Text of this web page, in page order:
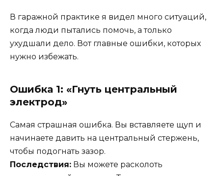
В гаражной практике я видел много ситуаций,
когда люди пытались помочь, а только
ухудшали дело. Вот главные ошибки, которых
нужно избежать.
Ошибка 1: «Гнуть центральный
электрод»
Самая страшная ошибка. Вы вставляете щуп и
начинаете давить на центральный стержень,
чтобы подогнать зазор.
Последствия: Вы можете расколоть